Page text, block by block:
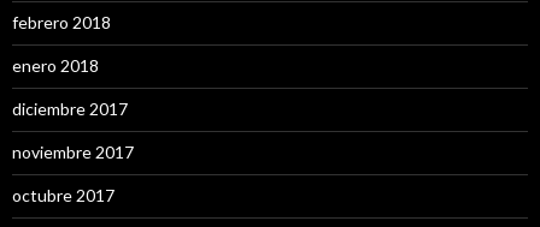
febrero 2018
enero 2018
diciembre 2017
noviembre 2017
octubre 2017